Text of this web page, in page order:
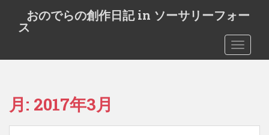
t
おのでらの創作日記 in ソーサリーフォー
ス
月: 2017年3月